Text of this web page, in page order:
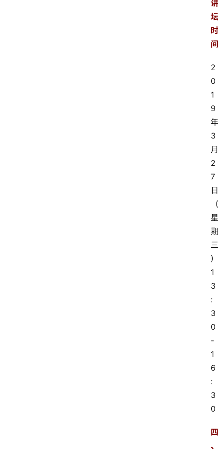
讲
坛
时
间
2
0
1
9
年
3
月
2
7
日
（
星
期
三
)
1
3
:
3
0
-
1
6
:
3
0
四
、